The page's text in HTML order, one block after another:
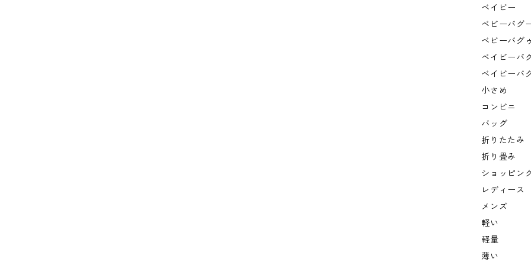
ベイビー
ベビーバグ
ベビーバグゥ
ベイビーバ
ベイビーバ
小さめ
コンビニ
バッグ
折りたたみ
折り畳み
ショッピン
レディース
メンズ
軽い
軽量
薄い